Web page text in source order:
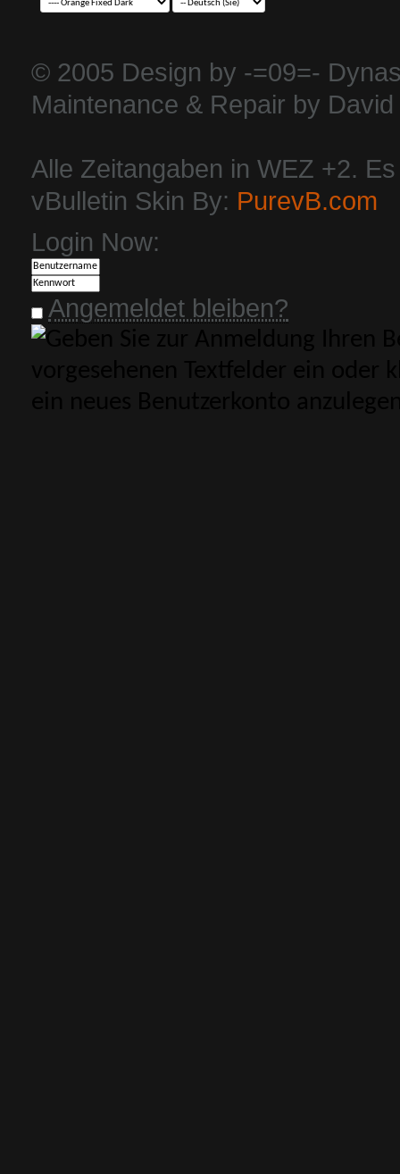
© 2005 Design by -=09=-
Maintenance & Repair by
Alle Zeitangaben in WEZ +2.
vBulletin Skin By: PurevB.com
Login Now:
Angemeldet bleiben?